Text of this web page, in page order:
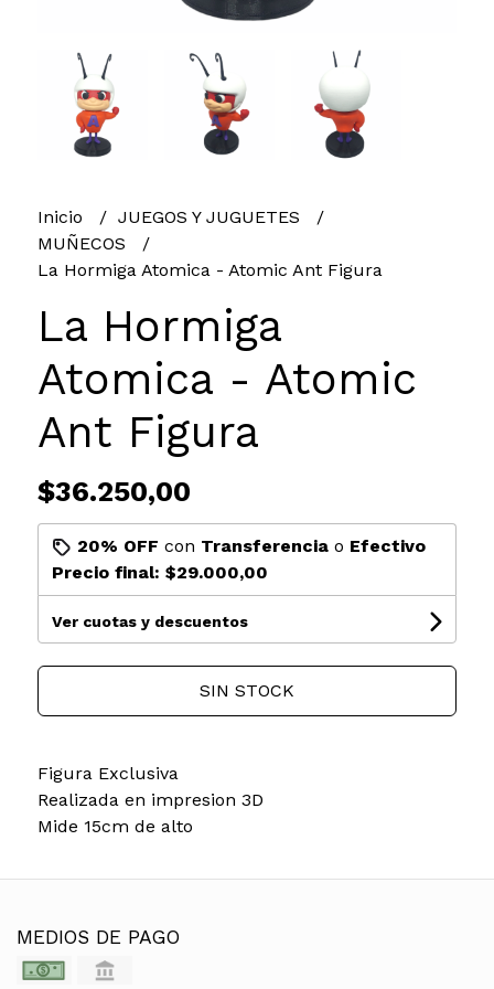
Inicio
JUEGOS Y JUGUETES
MUÑECOS
La Hormiga Atomica - Atomic Ant Figura
La Hormiga
Atomica - Atomic
Ant Figura
$36.250,00
20% OFF con Transferenciao Efectivo
Precio final: $29.000,00
Ver cuotas y descuentos
SIN STOCK
Figura Exclusiva
Realizada en impresion 3D
Mide 15cm de alto
MEDIOS DE PAGO